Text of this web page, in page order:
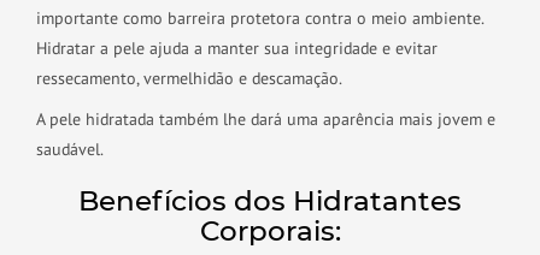
importante como barreira protetora contra o meio ambiente.
Hidratar a pele ajuda a manter sua integridade e evitar
ressecamento, vermelhidão e descamação.
A pele hidratada também lhe dará uma aparência mais jovem e
saudável.
Benefícios dos Hidratantes
Corporais: